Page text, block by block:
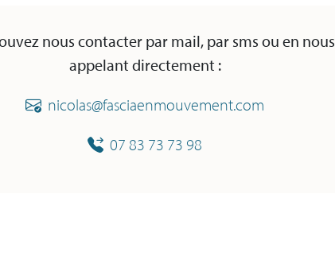
nous contacter par mail, par sms ou en nous
appelant directement :
nicolas@fasciaenmouvement.com
07 83 73 73 98